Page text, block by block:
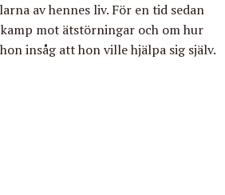
av hennes liv. För en tid sedan
mot ätstörningar och om hur
insåg att hon ville hjälpa sig själv.